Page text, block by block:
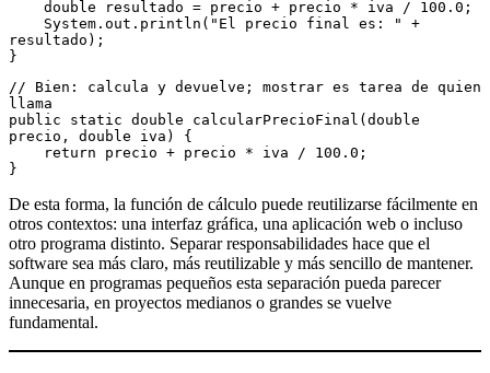
double resultado = precio + precio * iva / 100.0;
resultado);
}
// Bien: calcula y devuelve; mostrar es tarea de quien
llama
public static double calcularPrecioFinal(double
precio, double iva) {
return precio + precio * iva / 100.0;
}
De esta forma, la función de cálculo puede reutilizarse fácilmente en
otros contextos: una interfaz gráfica, una aplicación web o incluso
otro programa distinto. Separar responsabilidades hace que el
software sea más claro, más reutilizable y más sencillo de mantener.
Aunque en programas pequeños esta separación pueda parecer
innecesaria, en proyectos medianos o grandes se vuelve
fundamental.